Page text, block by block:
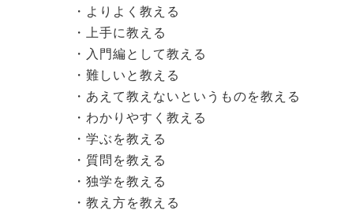
・よりよく教える
・上手に教える
・入門編として教える
・難しいと教える
・あえて教えないというものを教える
・わかりやすく教える
・学ぶを教える
・質問を教える
・独学を教える
・教え方を教える